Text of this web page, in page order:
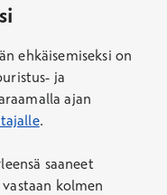
kaksi
ehkäisemiseksi on
ja
ajan
.
saaneet
kolmen